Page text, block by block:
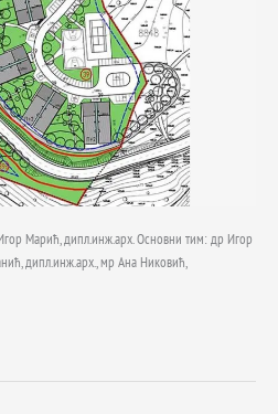
Марић, дипл.инж.арх. Основни тим: др Игор
дипл.инж.арх., мр Ана Никовић,